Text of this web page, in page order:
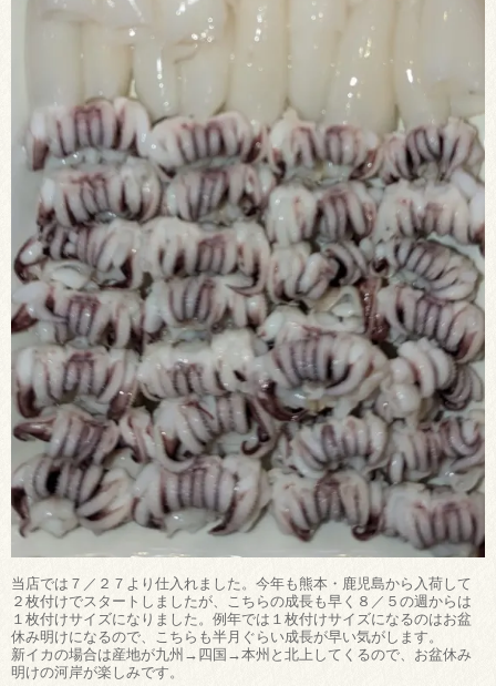
当店では７／２７より仕入れました。今年も熊本・鹿児島から入荷して
２枚付けでスタートしましたが、こちらの成長も早く８／５の週からは
１枚付けサイズになりました。例年では１枚付けサイズになるのはお盆
休み明けになるので、こちらも半月ぐらい成長が早い気がします。
新イカの場合は産地が九州→四国→本州と北上してくるので、お盆休み
明けの河岸が楽しみです。